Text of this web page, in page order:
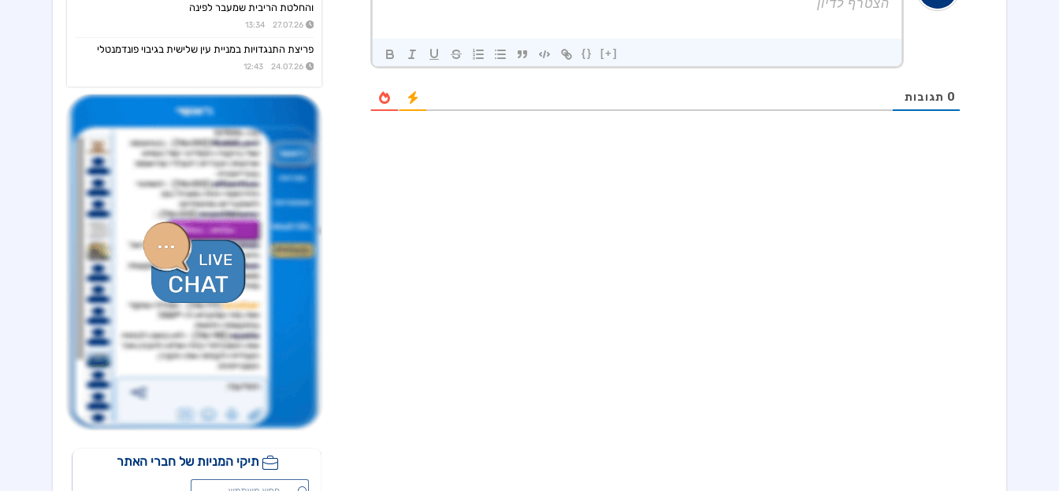
{} [+]
0 תגובות
תאת טכנולוגיות
6K -מצגת משקיעים - אוגוסט 2026
אנשי העיר,רוטשטיין
סופרגז פאוור,נופר אנרג'י
בת בהסכם למכירת חשמל באסדרת מודל השוק בק"ע מתקני אגירה עצמאיים, כפוף
דלתא גליל 10:34 05/08/26
מצגת החברה
ביג
אביב קבוצה 10:30 09/08/26
מינוי מנכ"ל - וקנין איתי - מיום 1.1.27
14:25 07/08/26
מכתב המנהל הכללי לבעלי המניות
09:20 07/08/26
הזמנות לרכישת מצלמות ומוצרים נוספים תמורת סה"כ כ-14.4מ'$, לאספקה עד תום Q4/26
מניבים ריט 08:33 07/08/26
מצגת לשוק ההון - רבעון שני לשנת 2026
והחלטת הריבית שמעבר לפינה
27.07.26 13:34
פריצת התנגדויות במניית עין שלישית בגיבוי פונדמנטלי
24.07.26 12:43